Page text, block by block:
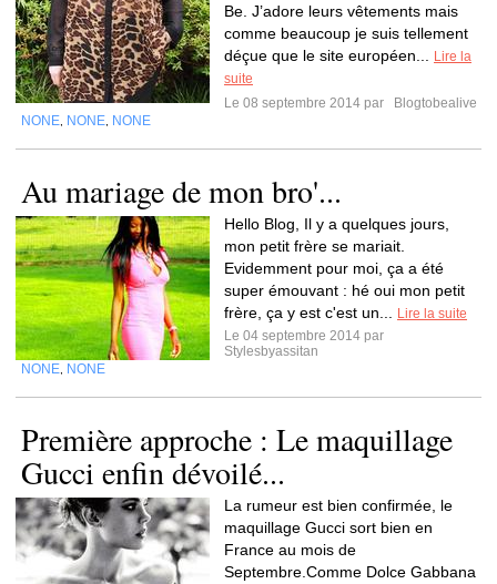
Be. J’adore leurs vêtements mais
comme beaucoup je suis tellement
déçue que le site européen...
Lire la
suite
Le 08 septembre 2014 par
Blogtobealive
NONE NONE NONE
Au mariage de mon bro'...
Hello Blog, Il y a quelques jours,
mon petit frère se mariait.
Evidemment pour moi, ça a été
super émouvant : hé oui mon petit
frère, ça y est c'est un...
Lire la suite
Le 04 septembre 2014 par
Stylesbyassitan
NONE NONE
Première approche : Le maquillage
Gucci enfin dévoilé...
La rumeur est bien confirmée, le
maquillage Gucci sort bien en
France au mois de
Septembre.Comme Dolce Gabbana